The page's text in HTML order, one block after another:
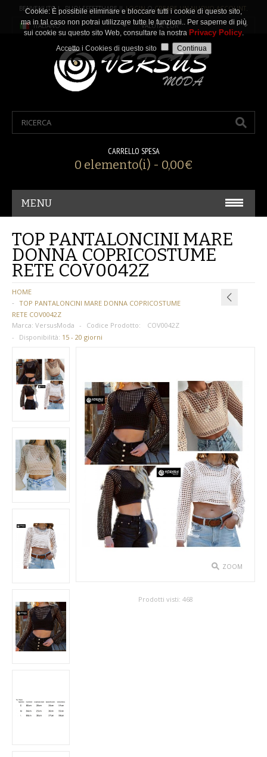
BENVENUTO ! PUOI EFFETTUARE ILLOGINOCREARE UN NUOVO ACCOUNT .
ITALIANO VALUTA: EUR
CARRELLO SPESA
0 elemento(i) - 0,00€
MENU
CARNEVALE/ COSPLAY
ACCESSORI
BAMBINO
DONNA
PARRUCCHE
UOMO
BAMBINA
BAMBINO
UOMO
SPETTACOLO
BALLETTO
GONNE
SOTTOGONNE
TOP PANTALONCINI MARE
DONNA COPRICOSTUME
RETE COV0042Z
HOME
TOP PANTALONCINI MARE DONNA COPRICOSTUME
RETE COV0042Z
Marca: VersusModa Codice Prodotto:
COV0042Z
Disponibilità: 15 - 20 giorni
ZOOM
Prodotti visti: 468
Cookie: È possibile eliminare e bloccare tutti i cookie di questo sito,
ma in tal caso non potrai utilizzare tutte le funzioni.. Per saperne di più
sui cookie su questo sito Web, consultare la nostra Privacy Policy.
Accetto i Cookies di questo sito